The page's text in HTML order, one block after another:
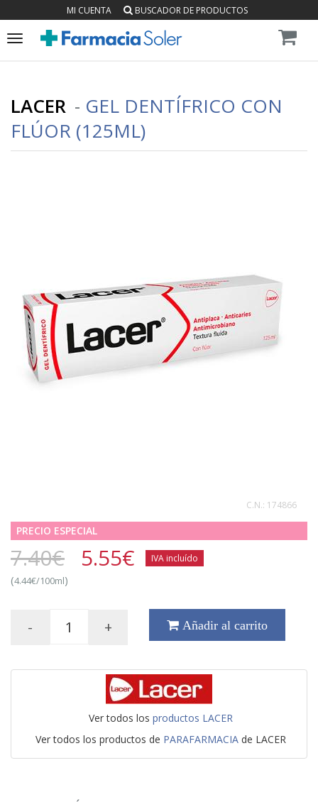
MI CUENTA BUSCADOR DE PRODUCTOS
Toggle
LACER - GEL DENTÍFRICO CON
FLÚOR (125ML)
C.N.: 174866
PRECIO ESPECIAL
7.40€ 5.55€ IVA incluído
(4.44€/100ml)
- + Añadir al carrito
Ver todos los productos LACER
Ver todos los productos de PARAFARMACIA de LACER